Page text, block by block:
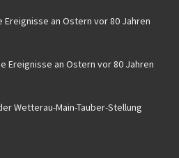
Ereignisse an Ostern vor 80 Jahren
Ereignisse an Ostern vor 80 Jahren
Wetterau-Main-Tauber-Stellung